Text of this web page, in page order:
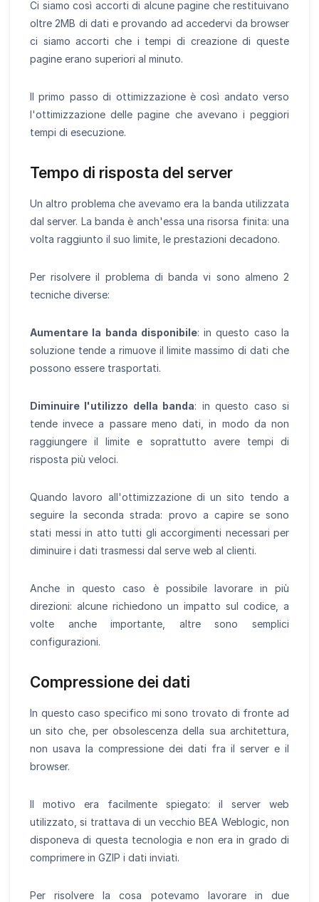
Ci siamo così accorti di alcune pagine che restituivano
oltre 2MB di dati e provando ad accedervi da browser
ci siamo accorti che i tempi di creazione di queste
pagine erano superiori al minuto.
Il primo passo di ottimizzazione è così andato verso
l'ottimizzazione delle pagine che avevano i peggiori
tempi di esecuzione.
Tempo di risposta del server
Un altro problema che avevamo era la banda utilizzata
dal server. La banda è anch'essa una risorsa finita: una
volta raggiunto il suo limite, le prestazioni decadono.
Per risolvere il problema di banda vi sono almeno 2
tecniche diverse:
Aumentare la banda disponibile: in questo caso la
soluzione tende a rimuove il limite massimo di dati che
possono essere trasportati.
Diminuire l'utilizzo della banda: in questo caso si
tende invece a passare meno dati, in modo da non
raggiungere il limite e soprattutto avere tempi di
risposta più veloci.
Quando lavoro all'ottimizzazione di un sito tendo a
seguire la seconda strada: provo a capire se sono
stati messi in atto tutti gli accorgimenti necessari per
diminuire i dati trasmessi dal serve web al clienti.
Anche in questo caso è possibile lavorare in più
direzioni: alcune richiedono un impatto sul codice, a
volte anche importante, altre sono semplici
configurazioni.
Compressione dei dati
In questo caso specifico mi sono trovato di fronte ad
un sito che, per obsolescenza della sua architettura,
non usava la compressione dei dati fra il server e il
browser.
Il motivo era facilmente spiegato: il server web
utilizzato, si trattava di un vecchio BEA Weblogic, non
disponeva di questa tecnologia e non era in grado di
comprimere in GZIP i dati inviati.
Per risolvere la cosa potevamo lavorare in due